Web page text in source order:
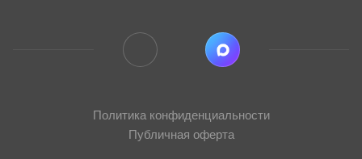
Политика конфиденциальности
Публичная оферта